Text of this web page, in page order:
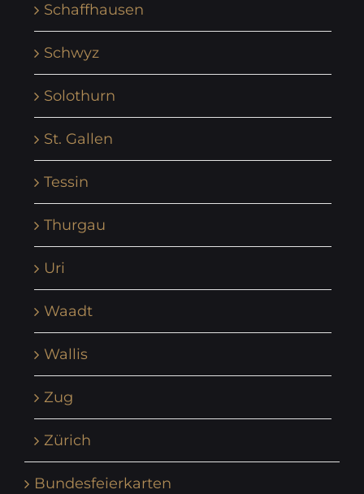
Schaffhausen
Schwyz
Solothurn
St. Gallen
Tessin
Thurgau
Uri
Waadt
Wallis
Zug
Zürich
Bundesfeierkarten